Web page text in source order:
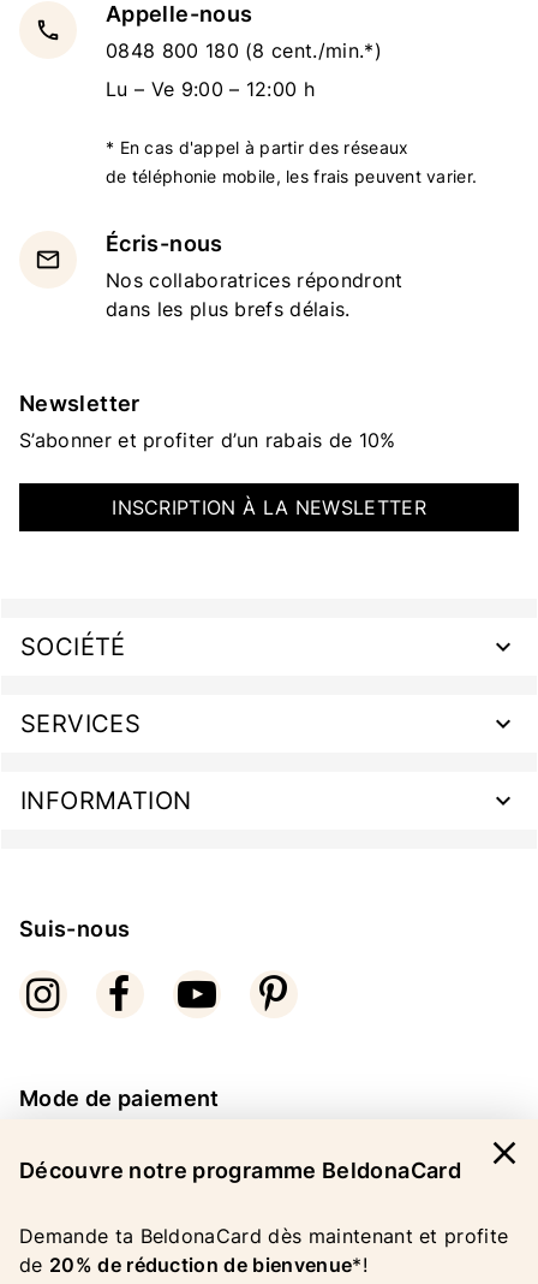
local_phone
Appelle-nous
0848 800 180 (8 cent./min.*)
Lu – Ve 9:00 – 12:00 h
* En cas d'appel à partir des réseaux
de téléphonie mobile, les frais peuvent varier.
email
Écris-nous
Nos collaboratrices répondront
dans les plus brefs délais.
Newsletter
S’abonner et profiter d’un rabais de 10%
INSCRIPTION À LA NEWSLETTER
SOCIÉTÉ
SERVICES
INFORMATION
Suis-nous
Mode de paiement
COPYRIGHT 2026 BELDONA AG
Découvre notre programme BeldonaCard
Demande ta BeldonaCard dès maintenant et profite
de 20% de réduction de bienvenue*!
close